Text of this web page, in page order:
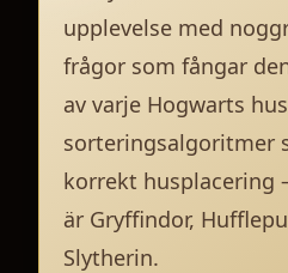
upplevelse med
frågor som fångar
av varje Hogwarts
sorteringsalgoritmer
korrekt husplacering
är Gryffindor,
Slytherin.